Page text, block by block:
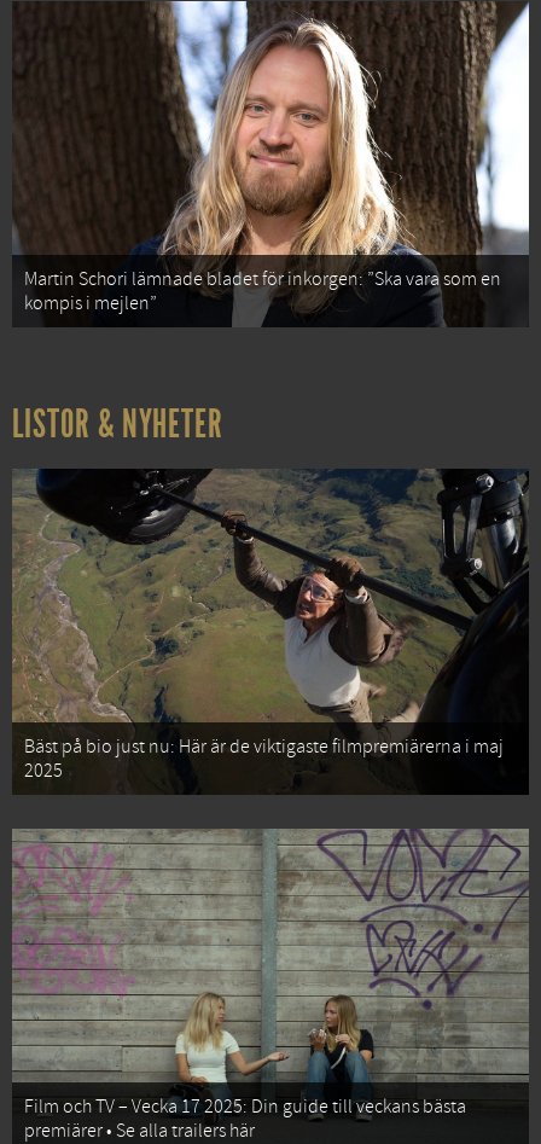
Martin Schori lämnade bladet för inkorgen: ”Ska vara som en
kompis i mejlen”
LISTOR & NYHETER
Bäst på bio just nu: Här är de viktigaste filmpremiärerna i maj
2025
Film och TV – Vecka 17 2025: Din guide till veckans bästa
premiärer • Se alla trailers här